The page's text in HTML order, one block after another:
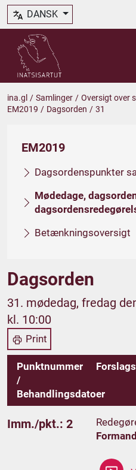
DANSK
ina.gl / Samlinger / Oversigt over
EM2019 / Dagsorden / 31
EM2019
Dagsordenspunkter
Mødedage,
Betænkningsoversigt
Dagsorden
31. mødedag, fredag
kl. 10:00
Print
Punktnummer
/
Behandlingsdatoer
Imm./pkt.: 2